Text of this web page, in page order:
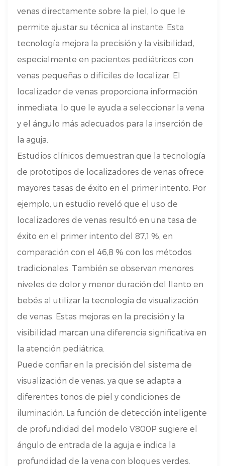
venas directamente sobre la piel, lo que le
permite ajustar su técnica al instante. Esta
tecnología mejora la precisión y la visibilidad,
especialmente en pacientes pediátricos con
venas pequeñas o difíciles de localizar. El
localizador de venas proporciona información
inmediata, lo que le ayuda a seleccionar la vena
y el ángulo más adecuados para la inserción de
la aguja.
Estudios clínicos demuestran que la tecnología
de prototipos de localizadores de venas ofrece
mayores tasas de éxito en el primer intento. Por
ejemplo, un estudio reveló que el uso de
localizadores de venas resultó en una tasa de
éxito en el primer intento del 87,1 %, en
comparación con el 46,8 % con los métodos
tradicionales. También se observan menores
niveles de dolor y menor duración del llanto en
bebés al utilizar la tecnología de visualización
de venas. Estas mejoras en la precisión y la
visibilidad marcan una diferencia significativa en
la atención pediátrica.
Puede confiar en la precisión del sistema de
visualización de venas, ya que se adapta a
diferentes tonos de piel y condiciones de
iluminación. La función de detección inteligente
de profundidad del modelo V800P sugiere el
ángulo de entrada de la aguja e indica la
profundidad de la vena con bloques verdes.